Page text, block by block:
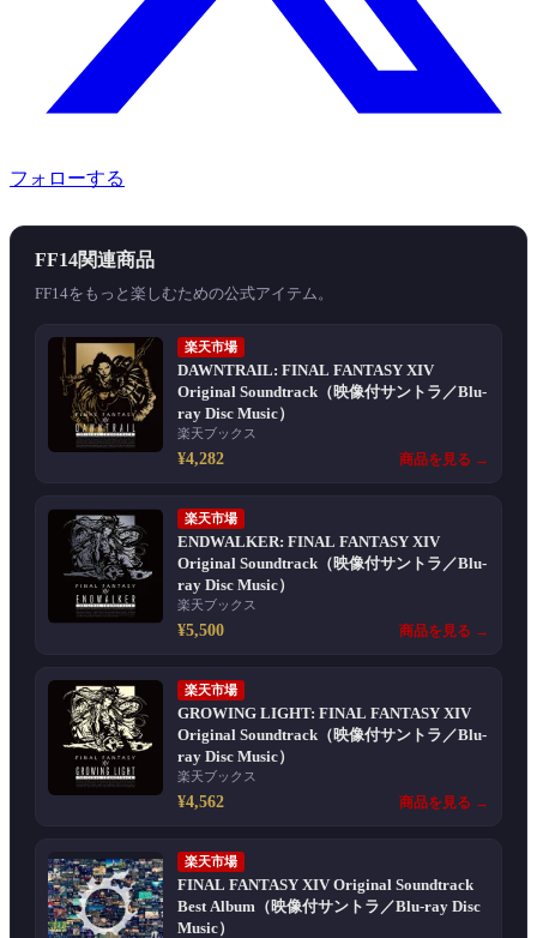
フォローする
FF14関連商品
FF14をもっと楽しむための公式アイテム。
楽天市場
DAWNTRAIL: FINAL FANTASY XIV
Original Soundtrack（映像付サントラ／Blu-
ray Disc Music）
楽天ブックス
¥4,282 商品を見る →
楽天市場
ENDWALKER: FINAL FANTASY XIV
Original Soundtrack（映像付サントラ／Blu-
ray Disc Music）
楽天ブックス
¥5,500 商品を見る →
楽天市場
GROWING LIGHT: FINAL FANTASY XIV
Original Soundtrack（映像付サントラ／Blu-
ray Disc Music）
楽天ブックス
¥4,562 商品を見る →
楽天市場
FINAL FANTASY XIV Original Soundtrack
Best Album（映像付サントラ／Blu-ray Disc
Music）